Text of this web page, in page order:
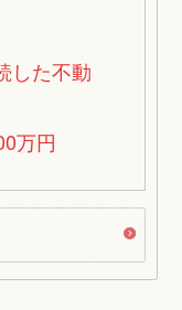
した不動
万円